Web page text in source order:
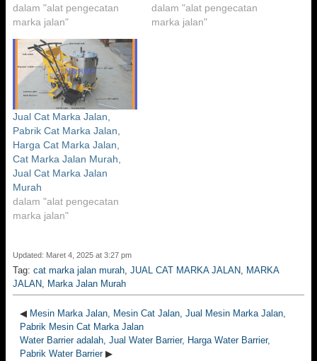
dalam "alat pengecatan
marka jalan"
dalam "alat pengecatan
marka jalan"
Jual Cat Marka Jalan,
Pabrik Cat Marka Jalan,
Harga Cat Marka Jalan,
Cat Marka Jalan Murah,
Jual Cat Marka Jalan
Murah
dalam "alat pengecatan
marka jalan"
Updated: Maret 4, 2025 at 3:27 pm
Tag: cat marka jalan murah, JUAL CAT MARKA JALAN, MARKA
JALAN, Marka Jalan Murah
◀ Mesin Marka Jalan, Mesin Cat Jalan, Jual Mesin Marka Jalan,
Pabrik Mesin Cat Marka Jalan
Water Barrier adalah, Jual Water Barrier, Harga Water Barrier,
Pabrik Water Barrier▶